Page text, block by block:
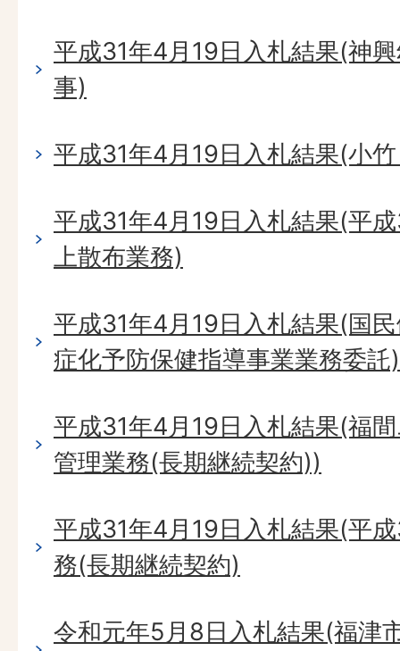
平成31年4月19日入札結果(神
事)
平成31年4月19日入札結果(小
平成31年4月19日入札結果(平
上散布業務)
平成31年4月19日入札結果(国
症化予防保健指導事業業務委託)
平成31年4月19日入札結果(福
管理業務(長期継続契約))
平成31年4月19日入札結果(平
務(長期継続契約)
令和元年5月8日入札結果(福津